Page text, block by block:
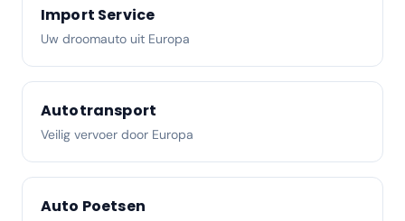
Import Service
Uw droomauto uit Europa
Autotransport
Veilig vervoer door Europa
Auto Poetsen